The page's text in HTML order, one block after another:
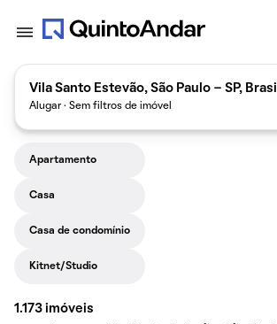
Vila Santo Estevão, São Paulo - SP, Brasil
Alugar · Sem filtros de imóvel
Apartamento
Casa
Casa de condomínio
Kitnet/Studio
1.173 imóveis